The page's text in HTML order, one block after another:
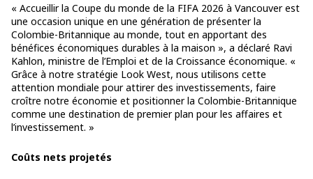
« Accueillir la Coupe du monde de la FIFA 2026 à Vancouver est
une occasion unique en une génération de présenter la
Colombie-Britannique au monde, tout en apportant des
bénéfices économiques durables à la maison », a déclaré Ravi
Kahlon, ministre de l’Emploi et de la Croissance économique. «
Grâce à notre stratégie Look West, nous utilisons cette
attention mondiale pour attirer des investissements, faire
croître notre économie et positionner la Colombie-Britannique
comme une destination de premier plan pour les affaires et
l’investissement. »
Coûts nets projetés